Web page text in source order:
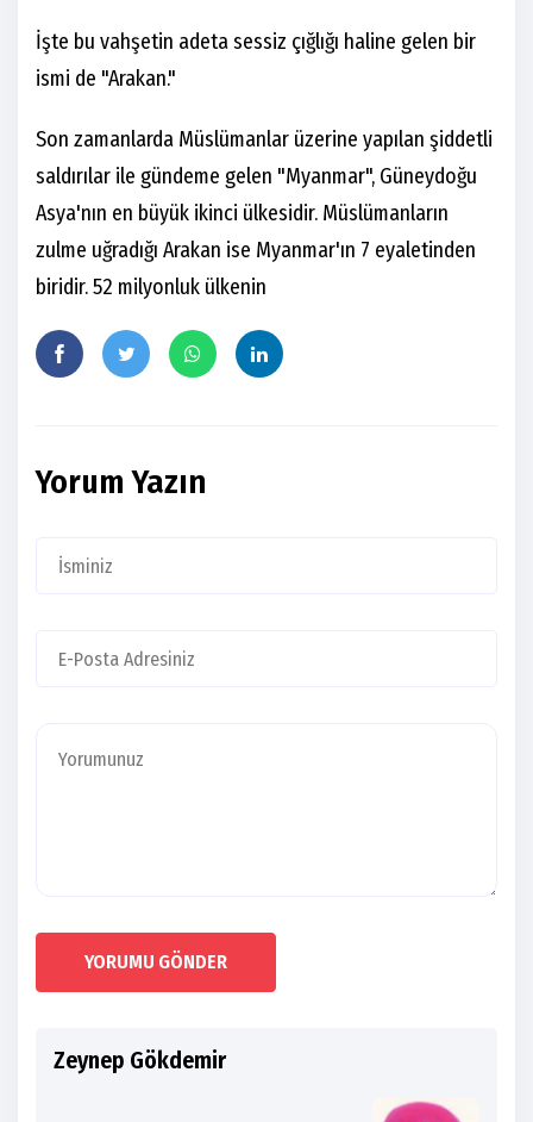
İşte bu vahşetin adeta sessiz çığlığı haline gelen bir
ismi de "Arakan."
Son zamanlarda Müslümanlar üzerine yapılan şiddetli
saldırılar ile gündeme gelen "Myanmar", Güneydoğu
Asya'nın en büyük ikinci ülkesidir. Müslümanların
zulme uğradığı Arakan ise Myanmar'ın 7 eyaletinden
biridir. 52 milyonluk ülkenin
Yorum Yazın
YORUMU GÖNDER
Zeynep Gökdemir